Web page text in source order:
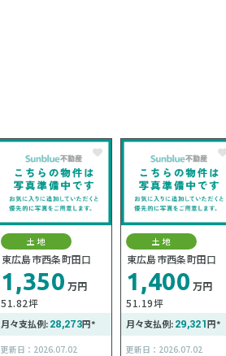
土地
東広島市西条町田口
1,350 万円
51.82坪
月々支払例:28,273円*
更新日：2026.07.02
土地
東広島市西条町田口
1,400 万円
51.19坪
月々支払例:29,321円*
更新日：2026.07.02